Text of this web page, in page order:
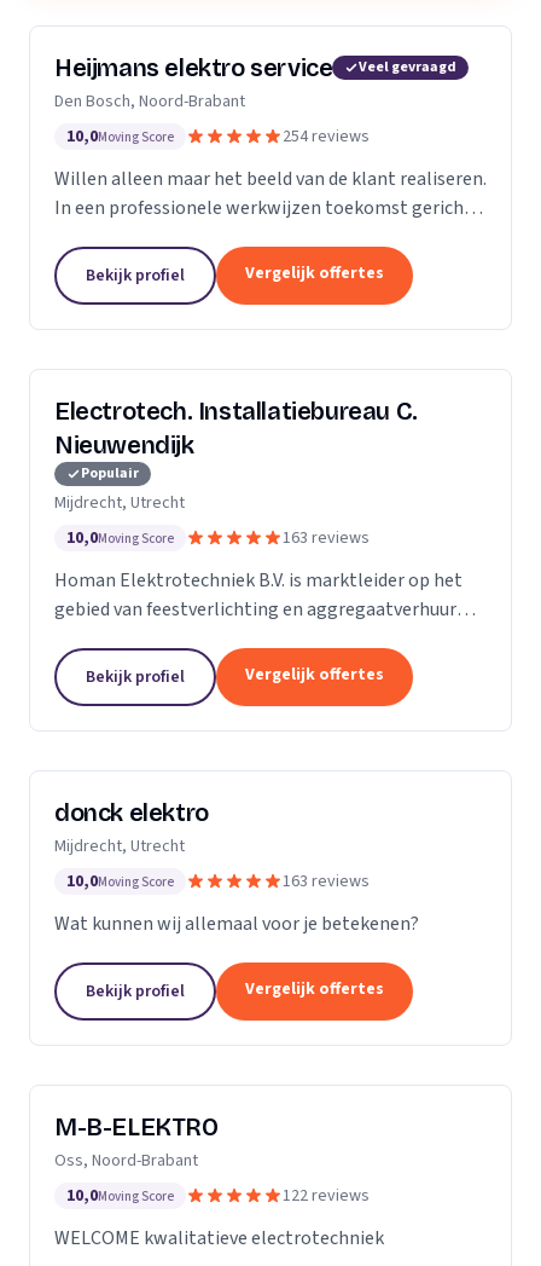
Heijmans elektro service Veel gevraagd
Den Bosch, Noord-Brabant
10,0Moving Score 254 reviews
Willen alleen maar het beeld van de klant realiseren.
In een professionele werkwijzen toekomst gericht.
toekomst.
Bekijk profiel Vergelijk offertes
Electrotech. Installatiebureau C.
Nieuwendijk
Populair
Mijdrecht, Utrecht
10,0Moving Score 163 reviews
Homan Elektrotechniek B.V. is marktleider op het
gebied van feestverlichting en aggregaatverhuur
energievoorziening van kermissen door heel
Nederland.
Bekijk profiel Vergelijk offertes
donck elektro
Mijdrecht, Utrecht
10,0Moving Score 163 reviews
Wat kunnen wij allemaal voor je betekenen?
Bekijk profiel Vergelijk offertes
M-B-ELEKTRO
Oss, Noord-Brabant
10,0Moving Score 122 reviews
WELCOME kwalitatieve electrotechniek